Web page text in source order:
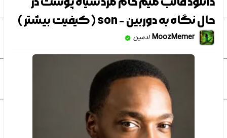
حال نگاه به دوربین - son ( کیفیت بیشتر )
MoozMemer ادمین